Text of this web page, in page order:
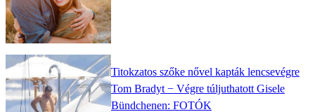
Titokzatos szőke nővel kapták lencsevégre
Tom Bradyt − Végre túljuthatott Gisele
Bündchenen: FOTÓK